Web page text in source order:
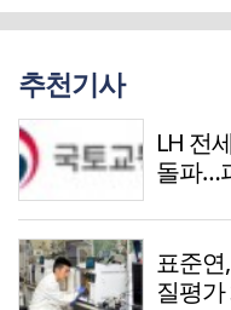
추천기사
LH 전
돌파…
표준
질평